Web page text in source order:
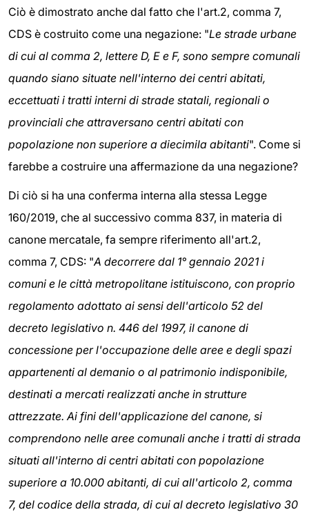
Ciò è dimostrato anche dal fatto che l'art.2, comma 7,
CDS è costruito come una negazione: "Le strade urbane
di cui al comma 2, lettere D, E e F, sono sempre comunali
quando siano situate nell'interno dei centri abitati,
eccettuati i tratti interni di strade statali, regionali o
provinciali che attraversano centri abitati con
popolazione non superiore a diecimila abitanti". Come si
farebbe a costruire una affermazione da una negazione?
Di ciò si ha una conferma interna alla stessa Legge
160/2019, che al successivo comma 837, in materia di
canone mercatale, fa sempre riferimento all'art.2,
comma 7, CDS: "A decorrere dal 1° gennaio 2021 i
comuni e le città metropolitane istituiscono, con proprio
regolamento adottato ai sensi dell'articolo 52 del
decreto legislativo n. 446 del 1997, il canone di
concessione per l'occupazione delle aree e degli spazi
appartenenti al demanio o al patrimonio indisponibile,
destinati a mercati realizzati anche in strutture
attrezzate. Ai fini dell'applicazione del canone, si
comprendono nelle aree comunali anche i tratti di strada
situati all'interno di centri abitati con popolazione
superiore a 10.000 abitanti, di cui all'articolo 2, comma
7, del codice della strada, di cui al decreto legislativo 30